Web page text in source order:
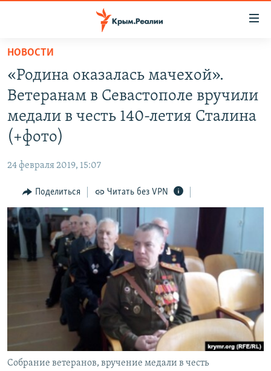
Вернуться
основному
содержанию
Вернутся
главной
Вернутся
поиску
СПЕЦПРОЕКТЫ
КАРТА ВОЕННЫХ ОБЪЕКТОВ КРЫМА
ИСТОРИЯ
ИНТЕРАКТИВ
ИНФОГРАФИКА
ТЕЛЕПРОЕКТ КРЫМ.РЕАЛИИ
СОВЕТЫ ПРАВОЗАЩИТНИКОВ
ПРОПАВШИЕ БЕЗ ВЕСТИ
ПОБЕДИТЕЛЕЙ НЕ СУДЯТ?
КРЫМ.НЕПОКОРЕННЫЙ
УКРАИНСКАЯ ПРОБЛЕМА КРЫМА
РАДІО СВОБОДА
КАК ОБОЙТИ БЛОКИРОВКУ
Українською
Qırımtatar
ПРИСОЕДИНЯЙТЕСЬ!
Все сайты RFE/RL
НОВОСТИ
«Родина оказалась мачехой».
Ветеранам в Севастополе вручили
медали в честь 140-летия Сталина
(+фото)
24 февраля 2019, 15:07
Поделиться Читать без VPN
Собрание ветеранов, вручение медали в честь